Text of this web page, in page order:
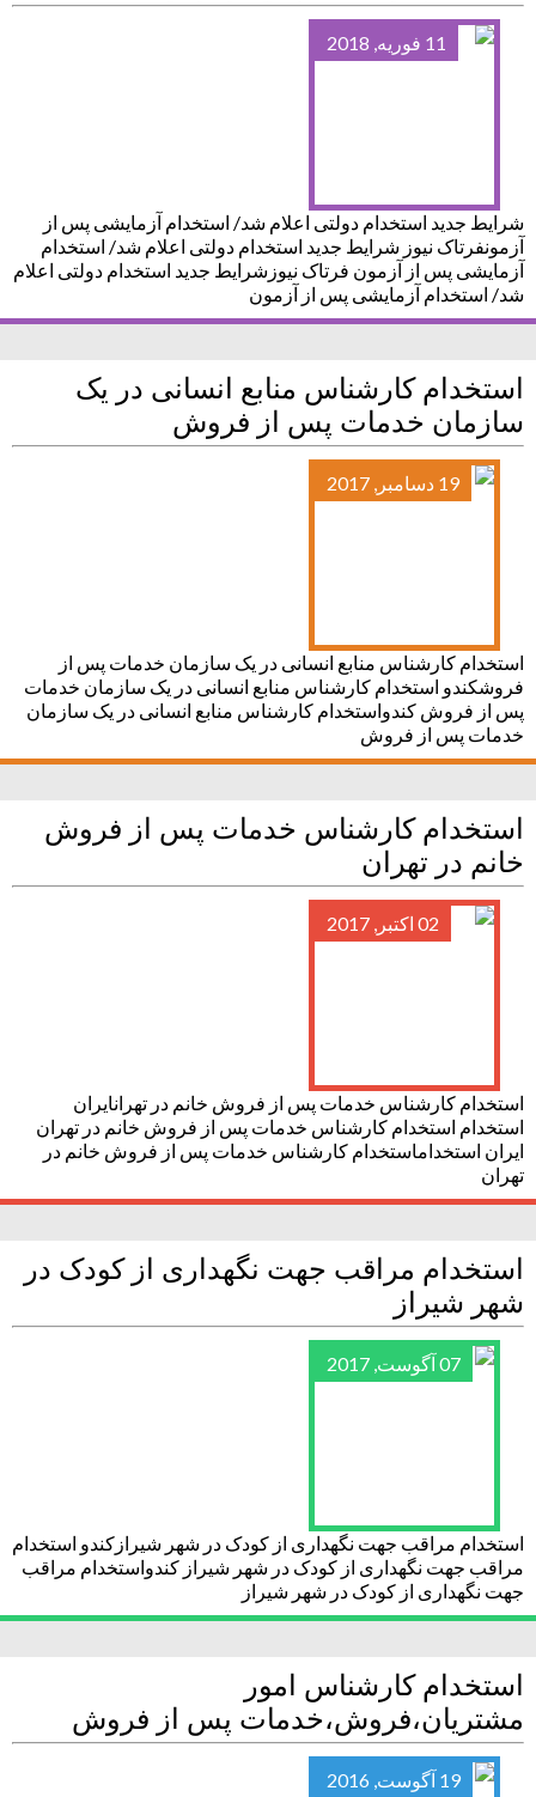
11 فوریه, 2018
شرایط جدید استخدام دولتی اعلام شد/ استخدام آزمایشی پس از
آزمونفرتاک نیوز شرایط جدید استخدام دولتی اعلام شد/ استخدام
آزمایشی پس از آزمون فرتاک نیوزشرایط جدید استخدام دولتی اعلام
شد/ استخدام آزمایشی پس از آزمون
استخدام کارشناس منابع انسانی در یک
سازمان خدمات پس از فروش
19 دسامبر, 2017
استخدام کارشناس منابع انسانی در یک سازمان خدمات پس از
فروشکندو استخدام کارشناس منابع انسانی در یک سازمان خدمات
پس از فروش کندواستخدام کارشناس منابع انسانی در یک سازمان
خدمات پس از فروش
استخدام کارشناس خدمات پس از فروش
خانم در تهران
02 اکتبر, 2017
استخدام کارشناس خدمات پس از فروش خانم در تهرانایران
استخدام استخدام کارشناس خدمات پس از فروش خانم در تهران
ایران استخداماستخدام کارشناس خدمات پس از فروش خانم در
تهران
استخدام مراقب جهت نگهداری از کودک در
شهر شیراز
07 آگوست, 2017
استخدام مراقب جهت نگهداری از کودک در شهر شیرازکندو استخدام
مراقب جهت نگهداری از کودک در شهر شیراز کندواستخدام مراقب
جهت نگهداری از کودک در شهر شیراز
استخدام کارشناس امور
مشتریان،فروش،خدمات پس از فروش
19 آگوست, 2016